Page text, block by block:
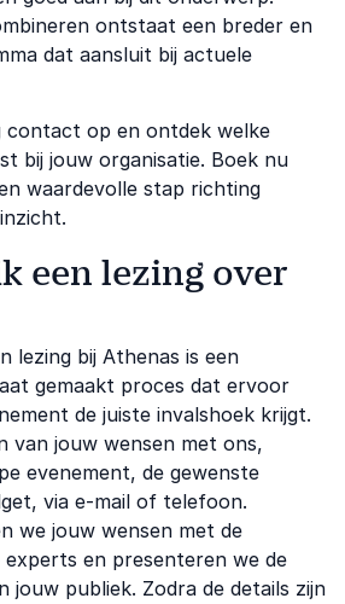
ontstaat een breder en
dat aansluit bij actuele
contact op en ontdek welke
bij jouw organisatie. Boek nu
waardevolle stap richting
een lezing over
lezing bij Athenas is een
gemaakt proces dat ervoor
de juiste invalshoek krijgt.
van jouw wensen met ons,
evenement, de gewenste
via e-mail of telefoon.
we jouw wensen met de
en presenteren we de
jouw publiek. Zodra de details zijn